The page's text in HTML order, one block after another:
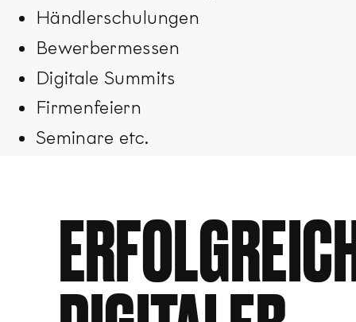
Händlerschulungen
Bewerbermessen
Digitale Summits
Firmenfeiern
Seminare etc.